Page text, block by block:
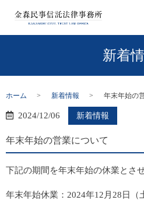
新着
ホーム 新着情報 年末年始の
2024/12/06 新着情報
年末年始の営業について
下記の期間を年末年始の休業とさ
年末年始休業：2024年12月28日（